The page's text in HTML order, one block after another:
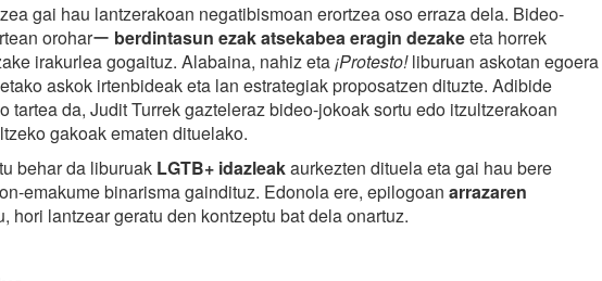
gai hau lantzerakoan negatibismoan erortzea oso erraza dela. Bideo-
oroharー berdintasun ezak atsekabea eragin dezakeeta horrek
irakurlea gogaituz. Alabaina, nahiz eta¡Protesto!liburuan askotan egoera
askok irtenbideak eta lan estrategiak proposatzen dituzte. Adibide
tartea da, Judit Turrek gazteleraz bideo-jokoak sortu edo itzultzerakoan
gakoak ematen dituelako.
behar da liburuak LGTB+ idazleakaurkezten dituela eta gai hau bere
emakume binarisma gaindituz. Edonola ere, epilogoan arrazaren
hori lantzear geratu den kontzeptu bat dela onartuz.